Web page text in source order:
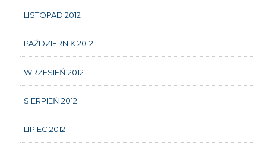
LISTOPAD 2012
PAŹDZIERNIK 2012
WRZESIEŃ 2012
SIERPIEŃ 2012
LIPIEC 2012